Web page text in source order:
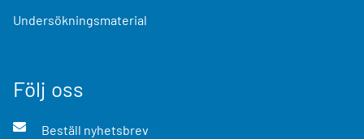
Undersökningsmaterial
Följ oss
Beställ nyhetsbrev